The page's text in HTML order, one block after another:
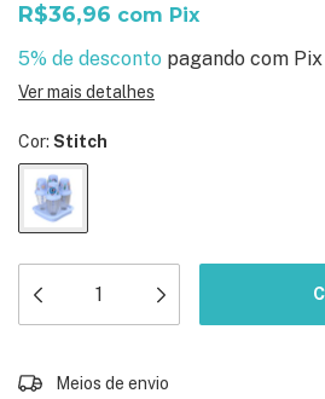
R$36,96 com Pix
5% de desconto pagando com Pix
Ver mais detalhes
Cor: Stitch
Entregas para o CEP:
Meios de envio